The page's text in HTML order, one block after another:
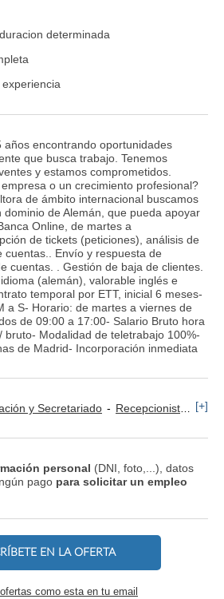
determinada
años encontrando oportunidades
que busca trabajo. Tenemos
y estamos comprometidos.
o un crecimiento profesional?
de ámbito internacional buscamos
dominio de Alemán, que pueda apoyar
Online, de martes a
de tickets (peticiones), análisis de
cuentas.. Envío y respuesta de
cuentas. . Gestión de baja de clientes.
(alemán), valorable inglés e
temporal por ETT, inicial 6 meses-
a S- Horario: de martes a viernes de
de 09:00 a 17:00- Salario Bruto hora
bruto- Modalidad de teletrabajo 100%-
de Madrid- Incorporación inmediata
y Secretariado Recepcionista [+]
personal (DNI, foto,...), datos
pago para solicitar un empleo
EN LA OFERTA
como esta en tu email